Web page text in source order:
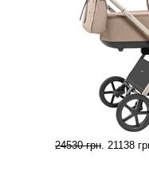
24530 грн. 21138